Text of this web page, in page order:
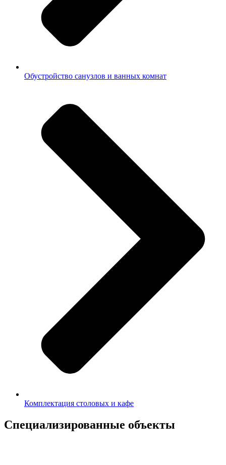
Обустройство санузлов и ванных комнат
Комплектация столовых и кафе
Специализированные объекты